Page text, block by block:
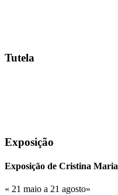
Tutela
Exposição
Exposição de Cristina Maria
« 21 maio a 21 agosto»